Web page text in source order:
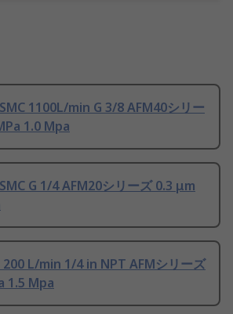
1100L/min G 3/8 AFM40シリー
1.0 Mpa
G 1/4 AFM20シリーズ 0.3 μm
200 L/min 1/4 in NPT AFMシリーズ
1.5 Mpa